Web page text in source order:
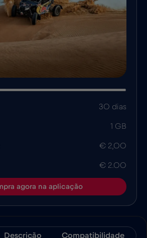
30 dias
1 GB
€ 2,00
€ 2.00
agora na aplicação
Descrição Compatibilidade